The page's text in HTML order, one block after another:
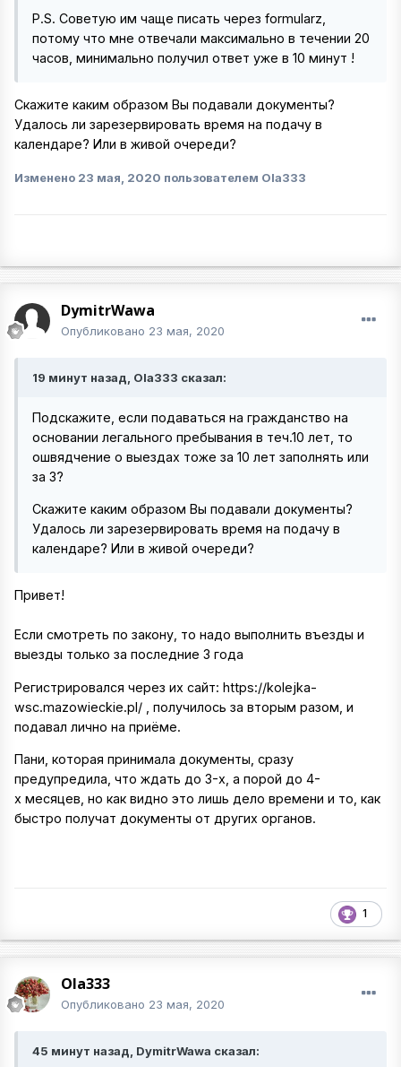
P.S. Советую им чаще писать через formularz,
потому что мне отвечали максимально в течении 20
часов, минимально получил ответ уже в 10 минут !
Скажите каким образом Вы подавали документы?
Удалось ли зарезервировать время на подачу в
календаре? Или в живой очереди?
Изменено 23 мая, 2020 пользователем Ola333
DymitrWawa
Опубликовано 23 мая, 2020
19 минут назад, Ola333 сказал:
Подскажите, если подаваться на гражданство на
основании легального пребывания в теч.10 лет, то
ошвядчение о выездах тоже за 10 лет заполнять или
за 3?
Скажите каким образом Вы подавали документы?
Удалось ли зарезервировать время на подачу в
календаре? Или в живой очереди?
Привет!
Если смотреть по закону, то надо выполнить въезды и
выезды только за последние 3 года
Регистрировался через их сайт: https://kolejka-
wsc.mazowieckie.pl/ , получилось за вторым разом, и
подавал лично на приёме.
Пани, которая принимала документы, сразу
предупредила, что ждать до 3-х, а порой до 4-
х месяцев, но как видно это лишь дело времени и то, как
быстро получат документы от других органов.
1
Ola333
Опубликовано 23 мая, 2020
45 минут назад, DymitrWawa сказал: